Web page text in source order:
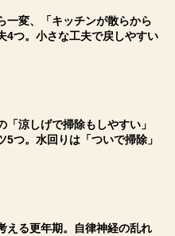
一変、「キッチンが散らから
4つ。小さな工夫で戻しやすい
「涼しげで掃除もしやすい」
5つ。水回りは「ついで掃除」
える更年期。自律神経の乱れ